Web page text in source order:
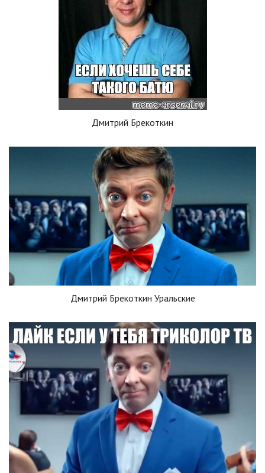
Дмитрий Брекоткин
Дмитрий Брекоткин Уральские